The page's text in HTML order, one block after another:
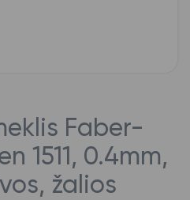
Faber-
1511, 0.4mm,
žalios